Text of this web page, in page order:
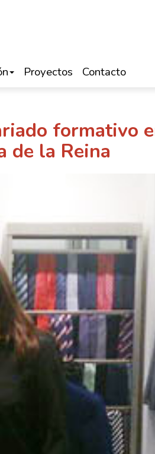
Proyectos Contacto
formativo
de la Reina